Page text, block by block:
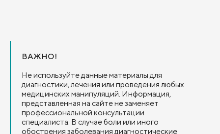
ВАЖНО!
Не используйте данные материалы для
диагностики, лечения или проведения любых
медицинских манипуляций. Информация,
представленная на сайте не заменяет
профессиональной консультации
специалиста. В случае боли или иного
обострения заболевания диагностические